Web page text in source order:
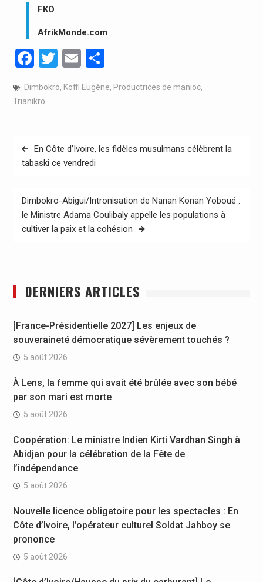
FKO
AfrikMonde.com
Facebook
Twitter
EmailPartager
Dimbokro, Koffi Eugène, Productrices de manioc,
Trianikro
Navigation
de
En Côte d’Ivoire, les fidèles musulmans célèbrent la
tabaski ce vendredi
Dimbokro-Abigui/Intronisation de Nanan Konan Yoboué :
le Ministre Adama Coulibaly appelle les populations à
cultiver la paix et la cohésion
DERNIERS ARTICLES
[France-Présidentielle 2027] Les enjeux de
souveraineté démocratique sévèrement touchés ?
5 août 2026
À Lens, la femme qui avait été brûlée avec son bébé
par son mari est morte
5 août 2026
Coopération: Le ministre Indien Kirti Vardhan Singh à
Abidjan pour la célébration de la Fête de
l’indépendance
5 août 2026
Nouvelle licence obligatoire pour les spectacles : En
Côte d’Ivoire, l’opérateur culturel Soldat Jahboy se
prononce
5 août 2026